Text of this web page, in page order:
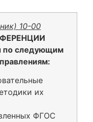
10-00
по следующим
их
ФГОС